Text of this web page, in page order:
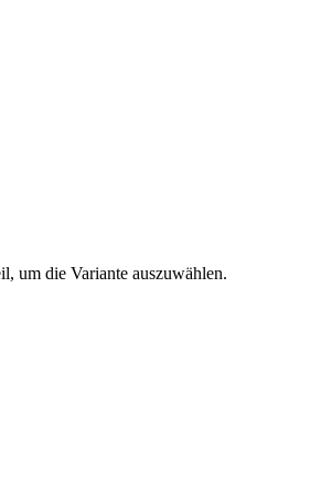
um die Variante auszuwählen.